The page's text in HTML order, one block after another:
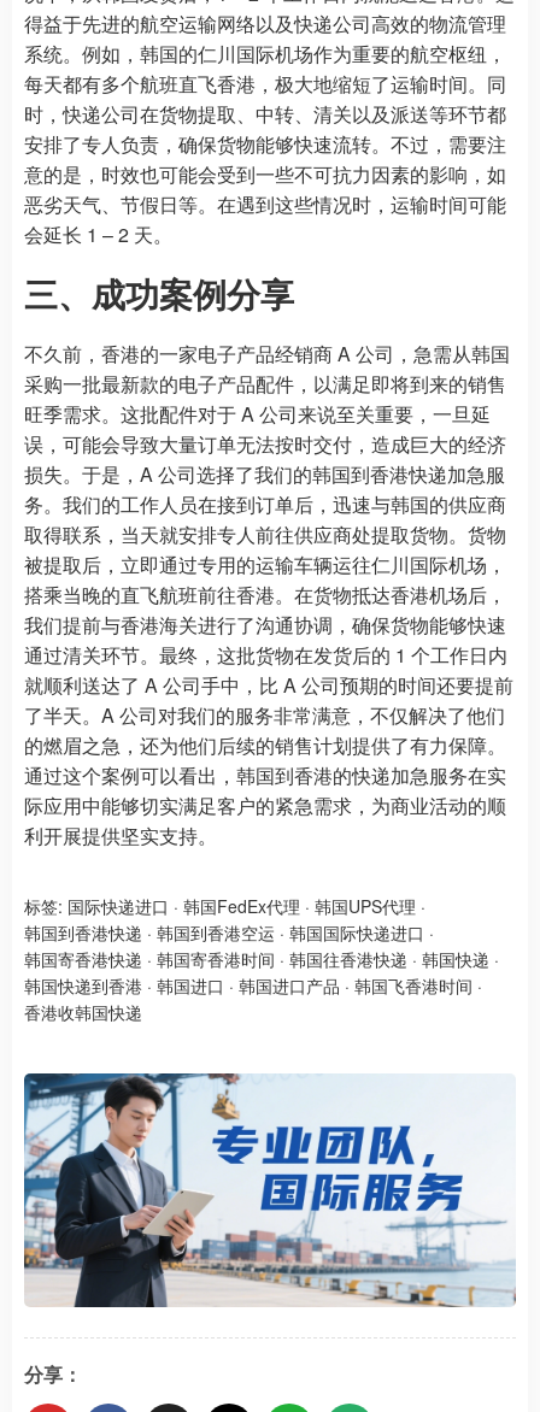
得益于先进的航空运输网络以及快递公司高效的物流管理
系统。例如，韩国的仁川国际机场作为重要的航空枢纽，
每天都有多个航班直飞香港，极大地缩短了运输时间。同
时，快递公司在货物提取、中转、清关以及派送等环节都
安排了专人负责，确保货物能够快速流转。不过，需要注
意的是，时效也可能会受到一些不可抗力因素的影响，如
恶劣天气、节假日等。在遇到这些情况时，运输时间可能
会延长 1 – 2 天。
三、成功案例分享
不久前，香港的一家电子产品经销商 A 公司，急需从韩国
采购一批最新款的电子产品配件，以满足即将到来的销售
旺季需求。这批配件对于 A 公司来说至关重要，一旦延
误，可能会导致大量订单无法按时交付，造成巨大的经济
损失。于是，A 公司选择了我们的韩国到香港快递加急服
务。我们的工作人员在接到订单后，迅速与韩国的供应商
取得联系，当天就安排专人前往供应商处提取货物。货物
被提取后，立即通过专用的运输车辆运往仁川国际机场，
搭乘当晚的直飞航班前往香港。在货物抵达香港机场后，
我们提前与香港海关进行了沟通协调，确保货物能够快速
通过清关环节。最终，这批货物在发货后的 1 个工作日内
就顺利送达了 A 公司手中，比 A 公司预期的时间还要提前
了半天。A 公司对我们的服务非常满意，不仅解决了他们
的燃眉之急，还为他们后续的销售计划提供了有力保障。
通过这个案例可以看出，韩国到香港的快递加急服务在实
际应用中能够切实满足客户的紧急需求，为商业活动的顺
利开展提供坚实支持。
标签: 国际快递进口 · 韩国FedEx代理 · 韩国UPS代理 ·
韩国到香港快递 · 韩国到香港空运 · 韩国国际快递进口 ·
韩国寄香港快递 · 韩国寄香港时间 · 韩国往香港快递 · 韩国快递 ·
韩国快递到香港 · 韩国进口 · 韩国进口产品 · 韩国飞香港时间 ·
香港收韩国快递
分享：